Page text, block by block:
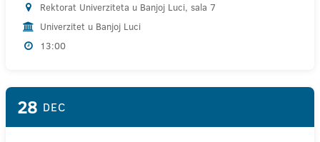
Rektorat Univerziteta u Banjoj Luci, sala 7
Univerzitet u Banjoj Luci
13:00
28 DEC